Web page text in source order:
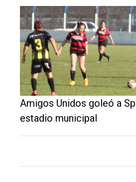
El
único
DIARIO
Balcarce
Int.
Amigos Unidos goleó a
estadio municipal